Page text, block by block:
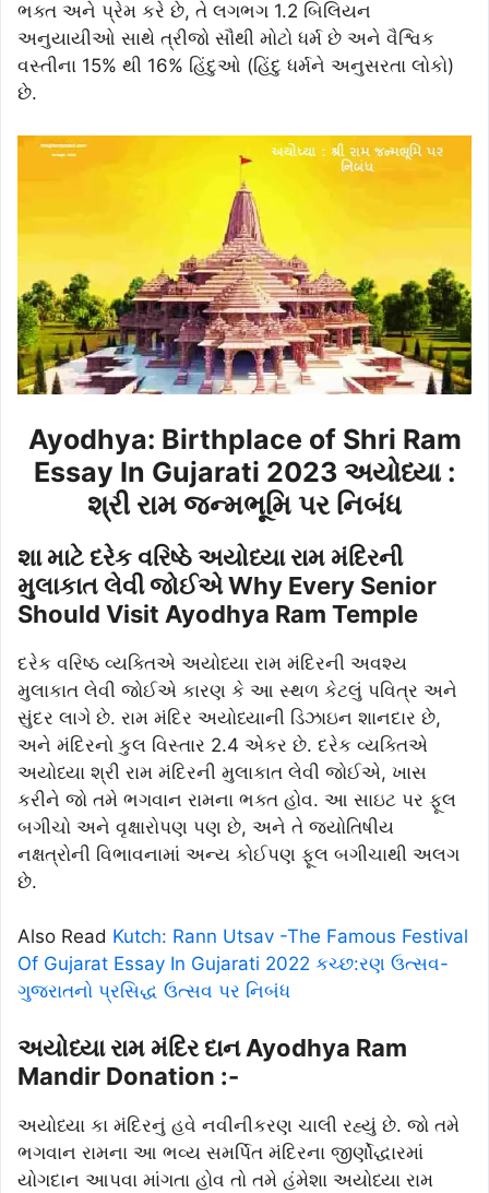
ભક્ત અને પ્રેમ કરે છે, તે લગભગ 1.2 બિલિયન
અનુયાયીઓ સાથે ત્રીજો સૌથી મોટો ધર્મ છે અને વૈશ્વિક
વસ્તીના 15% થી 16% હિંદુઓ (હિંદુ ધર્મને અનુસરતા લોકો)
છે.
Ayodhya: Birthplace of Shri Ram
Essay In Gujarati 2023 અયોધ્યા :
શ્રી રામ જન્મભૂમિ પર નિબંધ
શા માટે દરેક વરિષ્ઠે અયોધ્યા રામ મંદિરની
મુલાકાત લેવી જોઈએ Why Every Senior
Should Visit Ayodhya Ram Temple
દરેક વરિષ્ઠ વ્યક્તિએ અયોધ્યા રામ મંદિરની અવશ્ય
મુલાકાત લેવી જોઈએ કારણ કે આ સ્થળ કેટલું પવિત્ર અને
સુંદર લાગે છે. રામ મંદિર અયોધ્યાની ડિઝાઇન શાનદાર છે,
અને મંદિરનો કુલ વિસ્તાર 2.4 એકર છે. દરેક વ્યક્તિએ
અયોધ્યા શ્રી રામ મંદિરની મુલાકાત લેવી જોઈએ, ખાસ
કરીને જો તમે ભગવાન રામના ભક્ત હોવ. આ સાઇટ પર ફૂલ
બગીચો અને વૃક્ષારોપણ પણ છે, અને તે જ્યોતિષીય
નક્ષત્રોની વિભાવનામાં અન્ય કોઈપણ ફૂલ બગીચાથી અલગ
છે.
Also Read Kutch: Rann Utsav -The Famous Festival
Of Gujarat Essay In Gujarati 2022 કચ્છ:રણ ઉત્સવ-
ગુજરાતનો પ્રસિદ્ધ ઉત્સવ પર નિબંધ
અયોધ્યા રામ મંદિર દાન Ayodhya Ram
Mandir Donation :-
અયોધ્યા કા મંદિરનું હવે નવીનીકરણ ચાલી રહ્યું છે. જો તમે
ભગવાન રામના આ ભવ્ય સમર્પિત મંદિરના જીર્ણોદ્ધારમાં
યોગદાન આપવા માંગતા હોવ તો તમે હંમેશા અયોધ્યા રામ